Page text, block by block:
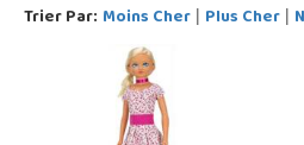
Trier Par: Moins Cher | Plus Cher |